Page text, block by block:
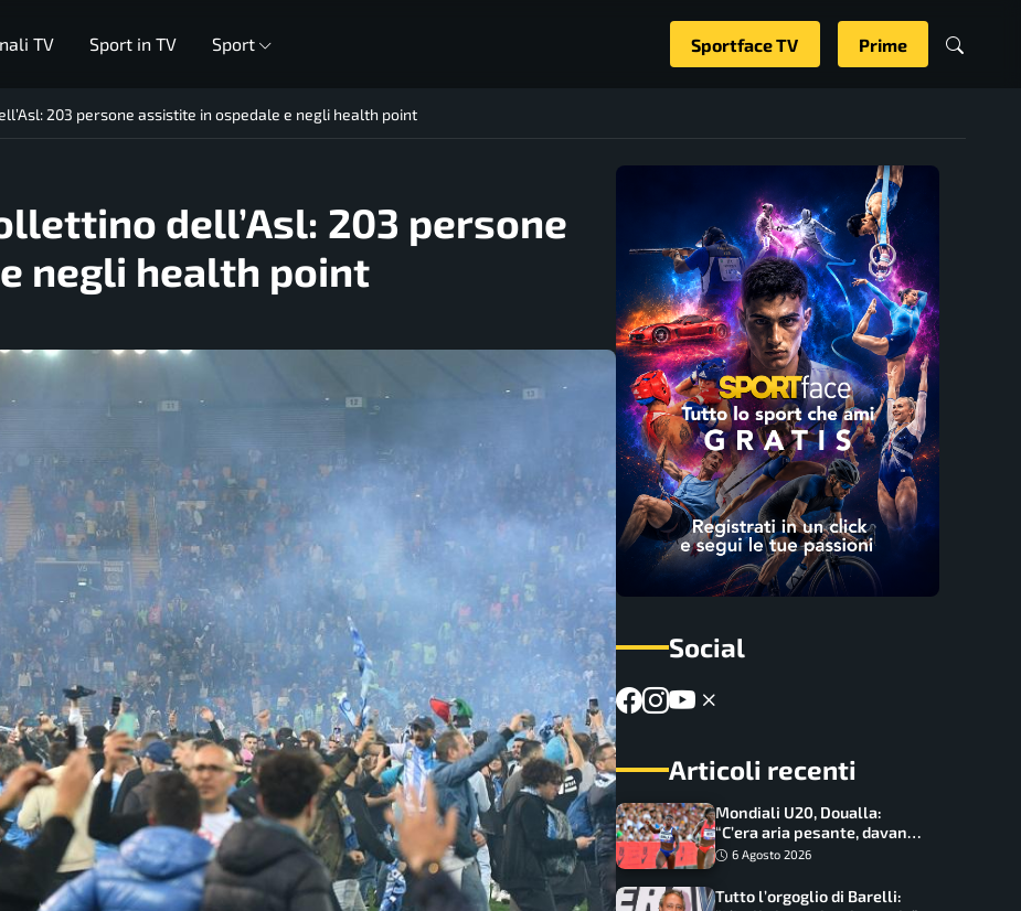
TV Sport in TV Sport Sportface TV Prime
203 persone assistite in ospedale e negli health point
dell’Asl: 203 persone
negli health point
Social
Articoli recenti
Mondiali U20, Doualla:
“C’era aria pesante, davano
le mascherine! Finale? Non
6 Agosto 2026
Tutto l’orgoglio di Barelli: